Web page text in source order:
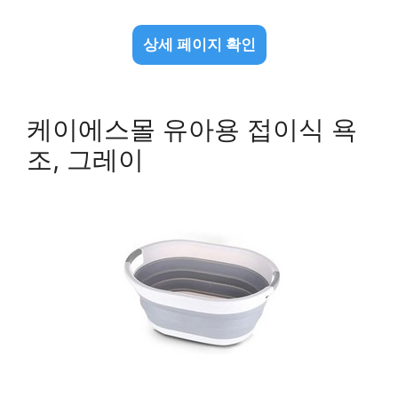
상세 페이지 확인
케이에스몰 유아용 접이식 욕
조, 그레이